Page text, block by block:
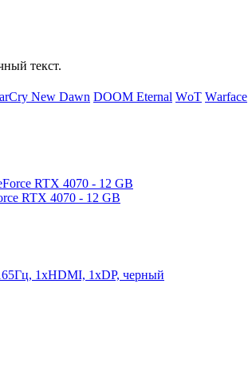
текст.
Nеw Dаwn DООМ Еtеrnаl WоТ Wаrfасе
RTX 4070 - 12 GB